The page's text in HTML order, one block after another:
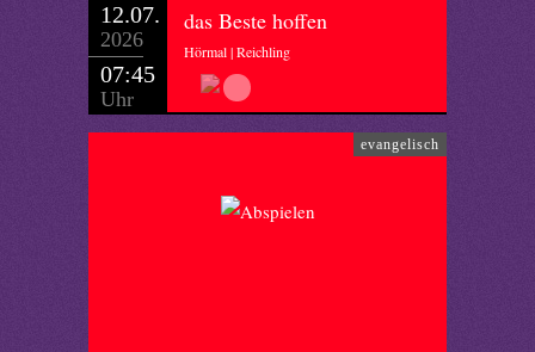
12.07.
2026
07:45
Uhr
das Beste hoffen
Hörmal | Reichling
evangelisch